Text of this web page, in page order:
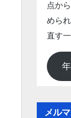
点か
めら
直す一
メル